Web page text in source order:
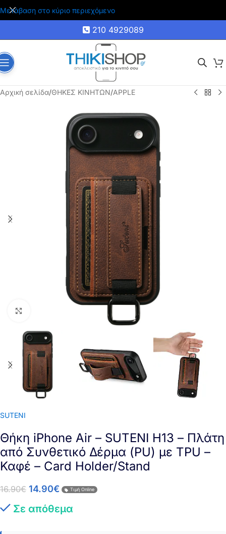
Μετάβαση στο κύριο περιεχόμενο
🚚 Δωρεάν μεταφορικά για αγορές άνω των 35€
210 4929089
Αρχική σελίδα/ΘΗΚΕΣ ΚΙΝΗΤΩΝ/APPLE
SUTENI
Θήκη iPhone Air – SUTENI H13 – Πλάτη
από Συνθετικό Δέρμα (PU) με TPU –
Καφέ – Card Holder/Stand
16.90€ 14.90€ Τιμή Online
Σε απόθεμα